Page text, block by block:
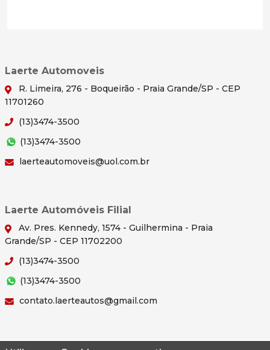
Laerte Automoveis
R. Limeira, 276 - Boqueirão - Praia Grande/SP - CEP
11701260
(13)3474-3500
(13)3474-3500
laerteautomoveis@uol.com.br
Laerte Automóveis Filial
Av. Pres. Kennedy, 1574 - Guilhermina - Praia
Grande/SP - CEP 11702200
(13)3474-3500
(13)3474-3500
contato.laerteautos@gmail.com